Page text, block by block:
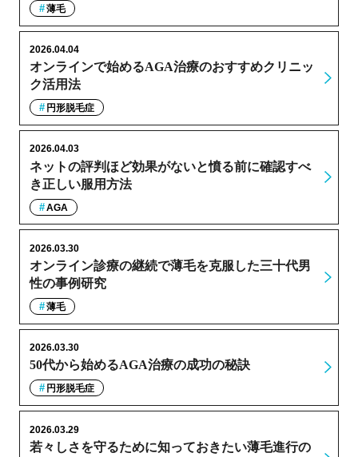
薄毛
オンラインで始めるAGA治療のおすすめクリニッ
ク活用法
2026.04.04
円形脱毛症
ネットの評判ほど効果がないと憤る前に確認すべ
き正しい服用方法
2026.04.03
AGA
オンライン診療の継続で薄毛を克服した三十代男
性の事例研究
2026.03.30
薄毛
50代から始めるAGA治療の成功の秘訣
2026.03.30
円形脱毛症
若々しさを守るために知っておきたい薄毛進行の
2026.03.29